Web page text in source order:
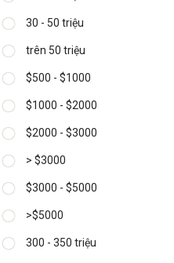
30 - 50 triệu
trên 50 triệu
$500 - $1000
$1000 - $2000
$2000 - $3000
> $3000
$3000 - $5000
>$5000
300 - 350 triệu